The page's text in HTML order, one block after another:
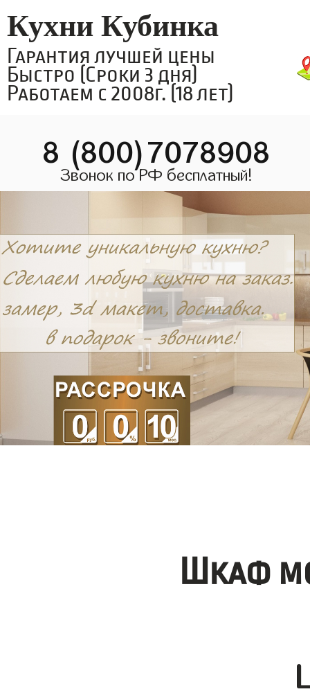
Кухни Кубинка
Гарантия лучшей цены
Быстро (Сроки 3 дня)
Работаем с 2008г. (18 лет)
8 (800)7078908
Звонок по РФ бесплатный!
Шкаф